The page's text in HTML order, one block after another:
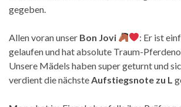
gegeben.
Allen voran unser Bon Jovi
: Er ist
gelaufen und hat absolute Traum-
Unsere Mädels haben super geturnt und
verdient die nächste Aufstiegsnote zu L